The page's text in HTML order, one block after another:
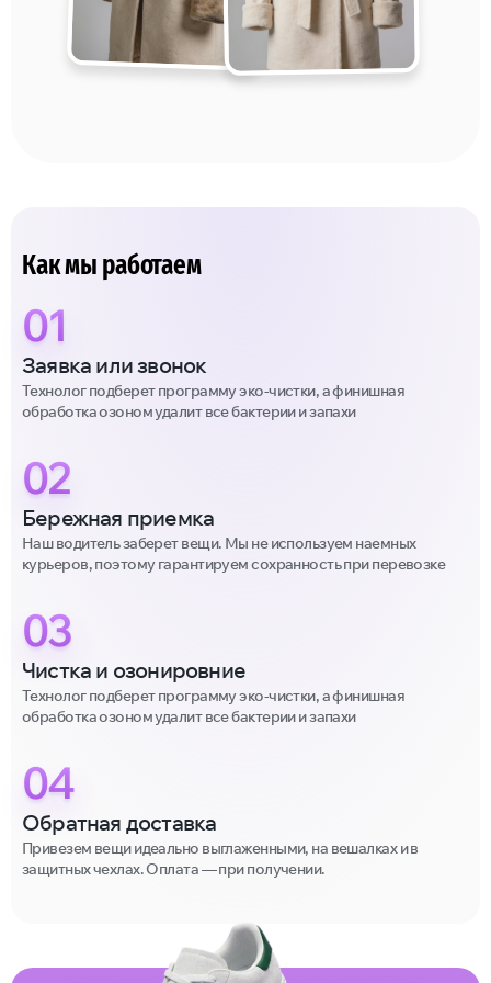
Как мы работаем
01
Заявка или звонок
Технолог подберет программу эко-чистки, а финишная
обработка озоном удалит все бактерии и запахи
02
Бережная приемка
Наш водитель заберет вещи. Мы не используем наемных
курьеров, поэтому гарантируем сохранность при перевозке
03
Чистка и озонировние
Технолог подберет программу эко-чистки, а финишная
обработка озоном удалит все бактерии и запахи
04
Обратная доставка
Привезем вещи идеально выглаженными, на вешалках и в
защитных чехлах. Оплата — при получении.